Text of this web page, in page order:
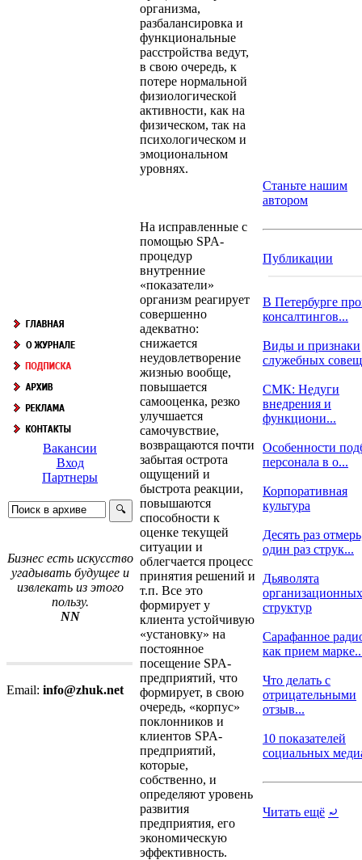
Вакансии
Вход
Партнеры
Бизнес есть искусство
угадывать будущее и
извлекать из этого
пользу.
NN
Email: info@zhuk.net
организма,
разбалансировка и
функциональные
расстройства ведут,
в свою очередь, к
потере нормальной
физиологической
активности, как на
физическом, так на
психологическом и
эмоциональном
уровнях.
На исправленные с
помощью SPA-
процедур
внутренние
«показатели»
организм реагирует
совершенно
адекватно:
снижается
неудовлетворение
жизнью вообще,
повышается
самооценка, резко
улучшается
самочувствие,
возвращаются почти
забытая острота
ощущений и
быстрота реакции,
повышаются
способности к
оценке текущей
ситуации и
облегчается процесс
принятия решений и
т.п. Все это
формирует у
клиента устойчивую
«установку» на
постоянное
посещение SPA-
предприятий, что
формирует, в свою
очередь, «корпус»
поклонников и
клиентов SPA-
предприятий,
которые,
собственно, и
определяют уровень
развития
предприятия, его
экономическую
эффективность.
Станьте нашим
автором
Публикации
В Петербурге
консалтингов...
Виды и признаки
служебных
СМК: Недуги
внедрения и
функциони...
Особенности
персонала в о...
Корпоративная
культура
Десять раз
один раз струк...
Дьяволята
организационных
структур
Сарафанное
как прием
Что делать с
отрицательными
отзыв...
10 показателей
социальных
Читать ещё ⤾